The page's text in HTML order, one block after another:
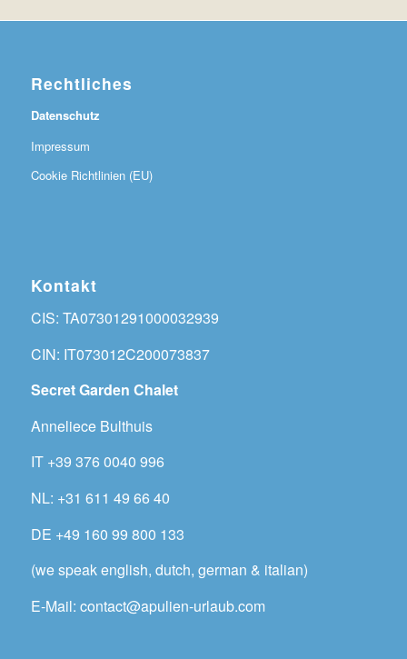
Rechtliches
Datenschutz
Impressum
Cookie Richtlinien (EU)
Kontakt
CIS: TA07301291000032939
CIN: IT073012C200073837
Secret Garden Chalet
Anneliece Bulthuis
IT +39 376 0040 996
NL: +31 611 49 66 40
DE +49 160 99 800 133
(we speak english, dutch, german & italian)
E-Mail: contact@apulien-urlaub.com